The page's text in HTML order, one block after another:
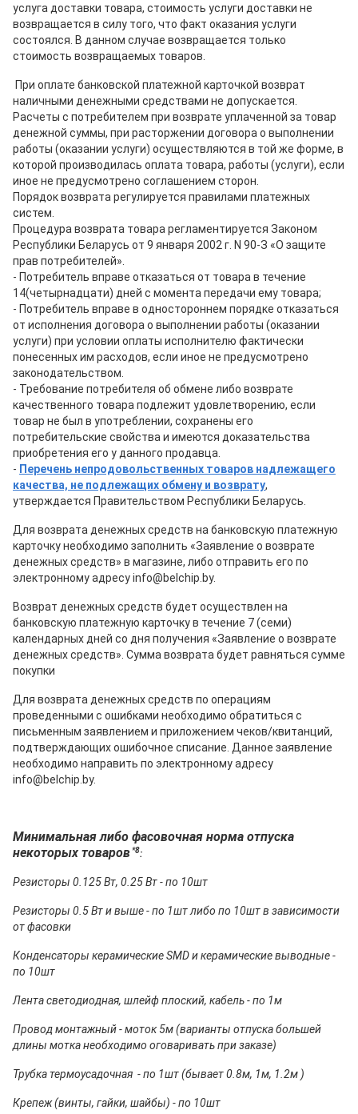
услуга доставки товара, стоимость услуги доставки не
возвращается в силу того, что факт оказания услуги
состоялся. В данном случае возвращается только
стоимость возвращаемых товаров.
При оплате банковской платежной карточкой возврат
наличными денежными средствами не допускается.
Расчеты с потребителем при возврате уплаченной за товар
денежной суммы, при расторжении договора о выполнении
работы (оказании услуги) осуществляются в той же форме, в
которой производилась оплата товара, работы (услуги), если
иное не предусмотрено соглашением сторон.
Порядок возврата регулируется правилами платежных
систем.
Процедура возврата товара регламентируется Законом
Республики Беларусь от 9 января 2002 г. N 90-З «О защите
прав потребителей».
- Потребитель вправе отказаться от товара в течение
14(четырнадцати) дней с момента передачи ему товара;
- Потребитель вправе в одностороннем порядке отказаться
от исполнения договора о выполнении работы (оказании
услуги) при условии оплаты исполнителю фактически
понесенных им расходов, если иное не предусмотрено
законодательством.
- Требование потребителя об обмене либо возврате
качественного товара подлежит удовлетворению, если
товар не был в употреблении, сохранены его
потребительские свойства и имеются доказательства
приобретения его у данного продавца.
- Перечень непродовольственных товаров надлежащего
качества, не подлежащих обмену и возврату,
утверждается Правительством Республики Беларусь.
Для возврата денежных средств на банковскую платежную
карточку необходимо заполнить «Заявление о возврате
денежных средств» в магазине, либо отправить его по
электронному адресу info@belchip.by.
Возврат денежных средств будет осуществлен на
банковскую платежную карточку в течение 7 (семи)
календарных дней со дня получения «Заявление о возврате
денежных средств». Сумма возврата будет равняться сумме
покупки
Для возврата денежных средств по операциям
проведенными с ошибками необходимо обратиться с
письменным заявлением и приложением чеков/квитанций,
подтверждающих ошибочное списание. Данное заявление
необходимо направить по электронному адресу
info@belchip.by.
Минимальная либо фасовочная норма отпуска
некоторых товаров *8:
Резисторы 0.125 Вт, 0.25 Вт - по 10шт
Резисторы 0.5 Вт и выше - по 1шт либо по 10шт в зависимости
от фасовки
Конденсаторы керамические SMD и керамические выводные -
по 10шт
Лента светодиодная, шлейф плоский, кабель - по 1м
Провод монтажный - моток 5м (варианты отпуска большей
длины мотка необходимо оговаривать при заказе)
Трубка термоусадочная - по 1шт (бывает 0.8м, 1м, 1.2м )
Крепеж (винты, гайки, шайбы) - по 10шт